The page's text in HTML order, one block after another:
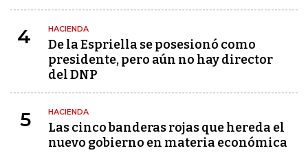
4 HACIENDA
De la Espriella se posesionó como
presidente, pero aún no hay director
del DNP
5 HACIENDA
Las cinco banderas rojas que hereda el
nuevo gobierno en materia económica